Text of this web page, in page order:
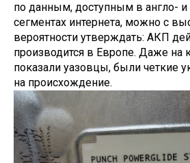
по данным, доступным в англо-
сегментах интернета, можно с
вероятности утверждать: АКП
производится в Европе. Даже на
показали уазовцы, были четкие
на происхождение.